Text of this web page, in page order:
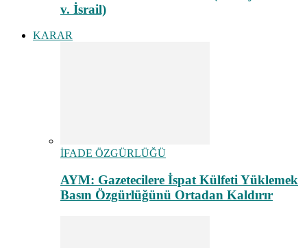
v. İsrail)
KARAR
İFADE ÖZGÜRLÜĞÜ
AYM: Gazetecilere İspat Külfeti Yüklemek
Basın Özgürlüğünü Ortadan Kaldırır